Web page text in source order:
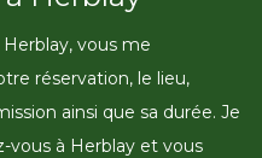
vous me
réservation, le lieu,
ainsi que sa durée. Je
vous à Herblay et vous